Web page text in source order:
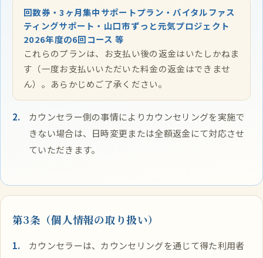
回数券・3ヶ月集中サポートプラン・バイタルファス
ティングサポート・山口市ずっと元気プロジェクト
2026年度の6回コース 等
これらのプランは、お支払い後の返金はいたしかねま
す（一度お支払いいただいた料金の返金はできませ
ん）。あらかじめご了承ください。
カウンセラー側の事情によりカウンセリングを実施で
きない場合は、日時変更または全額返金にて対応させ
ていただきます。
第3条（個人情報の取り扱い）
カウンセラーは、カウンセリングを通じて得た利用者